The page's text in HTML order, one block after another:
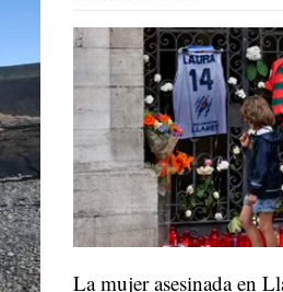
La mujer asesinada en